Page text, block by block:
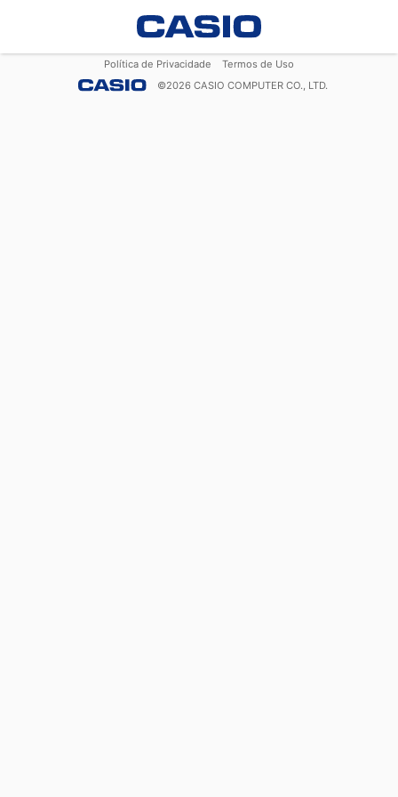
Política de Privacidade
Termos de Uso
©2026 CASIO COMPUTER CO., LTD.